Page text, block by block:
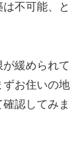
不可能、と
緩められて
ずお住いの地
認してみま